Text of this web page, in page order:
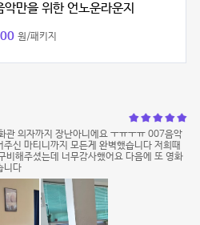
악만을 위한 언노운라운지
원/패키지
관 의자까지 장난아니에요 ㅜㅠㅜㅠ 007음악
신 마티니까지 모든게 완벽했습니다 저희때
비해주셨는데 너무감사했어요 다음에 또 영화
니다